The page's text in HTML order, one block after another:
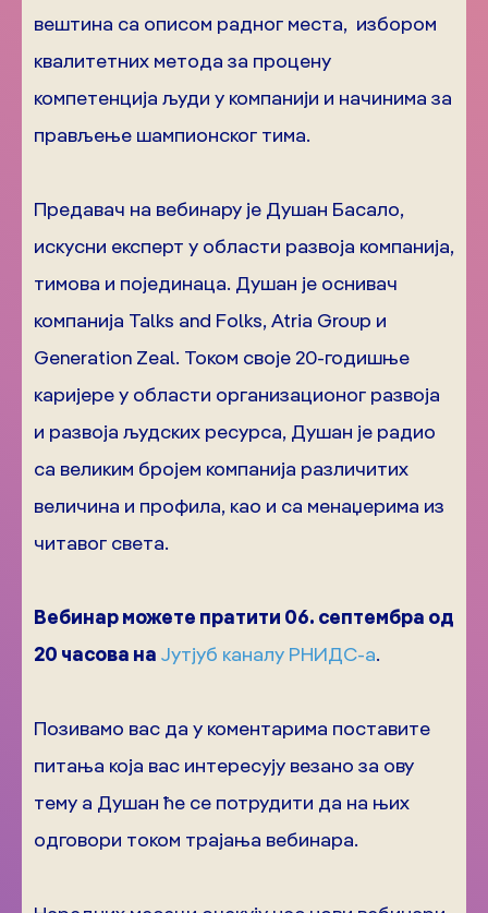
вештина са описом радног места, избором
квалитетних метода за процену
компетенција људи у компанији и начинима за
прављење шампионског тима.
Предавач на вебинару је Душан Басало,
искусни експерт у области развоја компанија,
тимова и појединаца. Душан је оснивач
компанија Talks and Folks, Atria Group и
Generation Zeal. Током своје 20-годишње
каријере у области организационог развоја
и развоја људских ресурса, Душан је радио
са великим бројем компанија различитих
величина и профила, као и са менаџерима из
читавог света.
Вебинар можете пратити 06. септембра од
20 часова на Јутјуб каналу РНИДС-а.
Позивамо вас да у коментарима поставите
питања која вас интересују везано за ову
тему а Душан ће се потрудити да на њих
одговори током трајања вебинара.